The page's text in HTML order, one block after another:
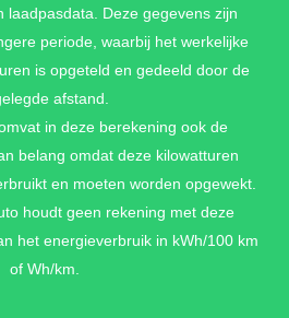
€ 1.900,-
in Black Onyx + Voorstoelen met
+ Draadloos opladen mobiele
met cupholder in achterbank +
functie en Capri logo projectie +
met handsfree functie + Skiluik
(2x) achterin + Keyless
+ Verwarmbare voorstoelen +
binnenspiegel
laadpasdata. Deze gegevens zijn
periode, waarbij het werkelijke
is opgeteld en gedeeld door de
afstand.
in deze berekening ook de
belang omdat deze kilowatturen
en moeten worden opgewekt.
houdt geen rekening met deze
het energieverbruik in kWh/100 km
of Wh/km.